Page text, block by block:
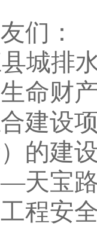
们：
城排
命财
建设
的建
—天宝
程安